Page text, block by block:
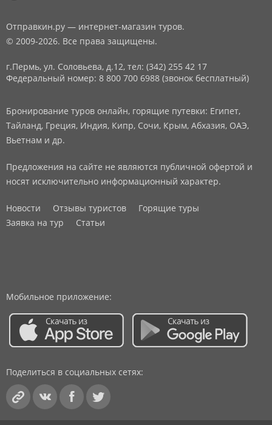
Отправкин.ру — интернет-магазин туров.
© 2009-2026. Все права защищены.
г.Пермь, ул. Соловьева, д.12, тел: (342) 255 42 17
Федеральный номер: 8 800 700 6988 (звонок бесплатный)
Бронирование туров онлайн, горящие путевки: Египет,
Тайланд, Греция, Индия, Кипр, Сочи, Крым, Абхазия, ОАЭ,
Вьетнам и др.
Предложения на сайте не являются публичной офертой и
носят исключительно информационный характер.
Новости Отзывы туристов
Горящие туры
Заявка на тур
Статьи
Мобильное приложение:
Поделиться в социальных сетях: